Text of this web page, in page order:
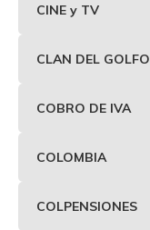
CINE y TV
CLAN DEL GOLFO
COBRO DE IVA
COLOMBIA
COLPENSIONES